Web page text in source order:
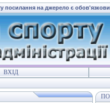
посилання на джерело є
ВХІД